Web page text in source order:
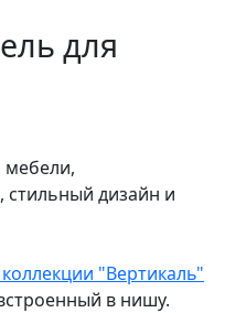
для
мебели,
стильный дизайн и
"Вертикаль"
в нишу.